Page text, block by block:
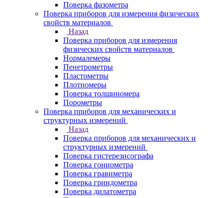
Поверка фазометра
Поверка приборов для измерения физических
свойств материалов
Назад
Поверка приборов для измерения
физических свойств материалов
Нормалемеры
Пенетрометры
Пластометры
Плотномеры
Поверка толщиномера
Порометры
Поверка приборов для механических и
структурных измерений
Назад
Поверка приборов для механических и
структурных измерений
Поверка гистерезисографа
Поверка гониометра
Поверка гравиметра
Поверка гриндометра
Поверка дилатометра